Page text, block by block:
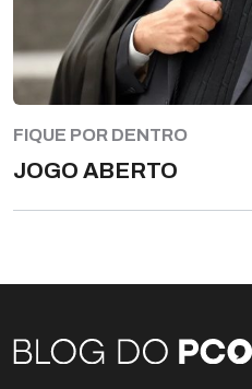
FIQUE POR DENTRO
JOGO ABERTO